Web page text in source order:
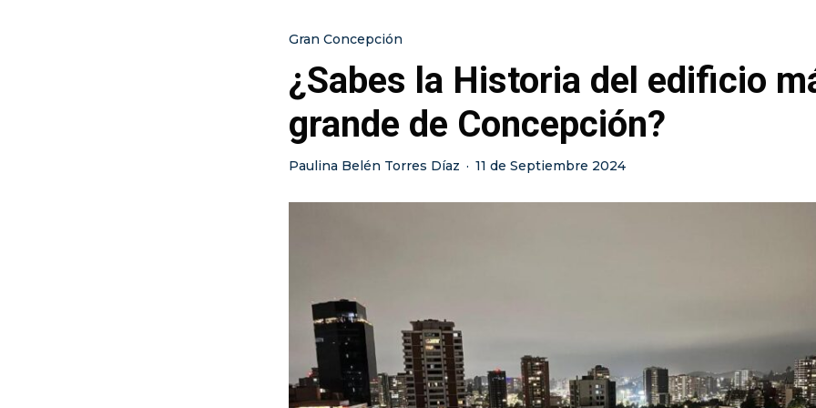
Gran Concepción
¿Sabes la Historia del edificio
grande de Concepción?
Paulina Belén Torres Díaz · 11 de Septiembre 2024